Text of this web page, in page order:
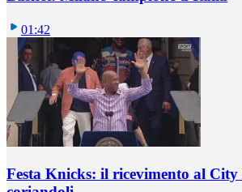
01:42
Festa Knicks: il ricevimento al City